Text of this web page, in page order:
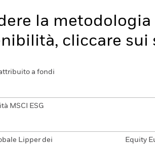
la
cliccare
a fondi
MSCI ESG
Lipper dei
Equity